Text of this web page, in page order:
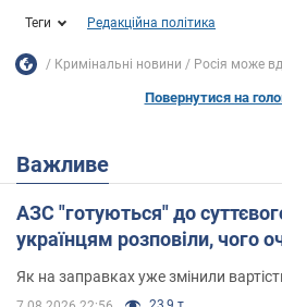
Теги Редакційна політика
Кримінальні новини Росія може
Повернутися на
Важливе
АЗС "готуються" до
українцям розповіли, чого
Як на заправках уже змінили